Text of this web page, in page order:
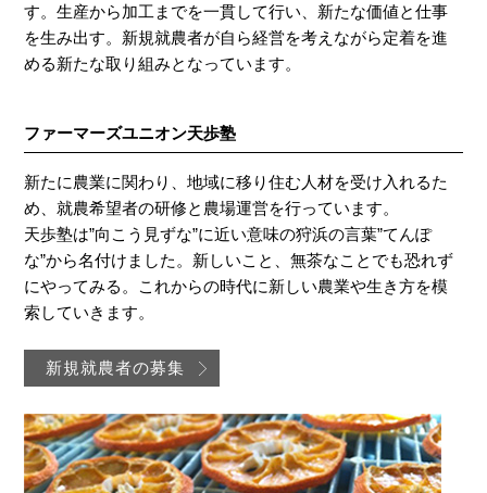
す。生産から加工までを一貫して行い、新たな価値と仕事
を生み出す。新規就農者が自ら経営を考えながら定着を進
める新たな取り組みとなっています。
ファーマーズユニオン天歩塾
新たに農業に関わり、地域に移り住む人材を受け入れるた
め、就農希望者の研修と農場運営を行っています。
天歩塾は”向こう見ずな”に近い意味の狩浜の言葉”てんぽ
な”から名付けました。新しいこと、無茶なことでも恐れず
にやってみる。これからの時代に新しい農業や生き方を模
索していきます。
新規就農者の募集